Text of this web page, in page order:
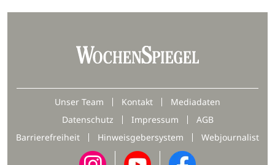
Unser Team Kontakt
Mediadaten
Datenschutz
Impressum
AGB
Barrierefreiheit
Hinweisgebersystem Webjournalist